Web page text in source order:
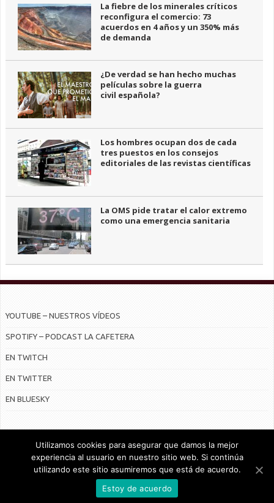
La fiebre de los minerales críticos
reconfigura el comercio: 73
acuerdos en 4 años y un 350% más
de demanda
¿De verdad se han hecho muchas
películas sobre la guerra
civil española?
Los hombres ocupan dos de cada
tres puestos en los consejos
editoriales de las revistas científicas
La OMS pide tratar el calor extremo
como una emergencia sanitaria
YOUTUBE – NUESTROS VÍDEOS
SPOTIFY – PODCAST LA CAFETERA
EN TWITCH
EN TWITTER
EN BLUESKY
© Radiocable en Internet S.L.
CONTRATO DE SERVICIOS Y POLÍTICA DE PRIVACIDAD
Utilizamos cookies para asegurar que damos la mejor
experiencia al usuario en nuestro sitio web. Si continúa
utilizando este sitio asumiremos que está de acuerdo.
Estoy de acuerdo